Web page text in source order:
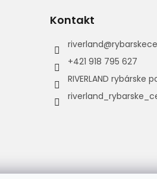
Kontakt
riverland@
+421 918 795 627
RIVERLAND rybárske